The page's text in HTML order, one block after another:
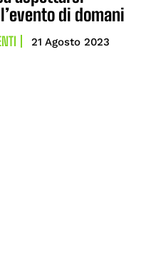
di domani
21 Agosto 2023